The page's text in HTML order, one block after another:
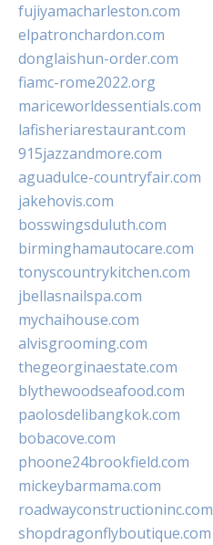
fujiyamacharleston.com
elpatronchardon.com
donglaishun-order.com
fiamc-rome2022.org
mariceworldessentials.com
lafisheriarestaurant.com
915jazzandmore.com
aguadulce-countryfair.com
jakehovis.com
bosswingsduluth.com
birminghamautocare.com
tonyscountrykitchen.com
jbellasnailspa.com
mychaihouse.com
alvisgrooming.com
thegeorginaestate.com
blythewoodseafood.com
paolosdelibangkok.com
bobacove.com
phoone24brookfield.com
mickeybarmama.com
roadwayconstructioninc.com
shopdragonflyboutique.com